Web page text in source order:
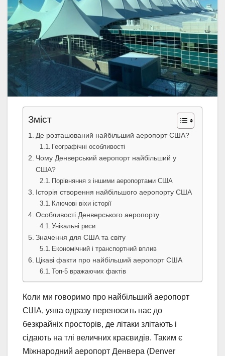
Зміст
Де розташований найбільший аеропорт США?
Географічні особливості
Чому Денверський аеропорт найбільший у
США?
Порівняння з іншими аеропортами США
Історія створення найбільшого аеропорту США
Ключові віхи історії
Особливості Денверського аеропорту
Унікальні риси
Значення для США та світу
Економічний і транспортний вплив
Цікаві факти про найбільший аеропорт США
Топ-5 вражаючих фактів
Коли ми говоримо про найбільший аеропорт
США, уява одразу переносить нас до
безкрайніх просторів, де літаки злітають і
сідають на тлі величних краєвидів. Таким є
Міжнародний аеропорт Денвера (Denver